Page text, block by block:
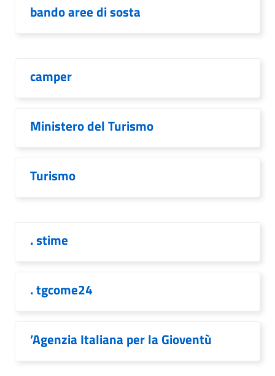
bando aree di sosta
camper
Ministero del Turismo
Turismo
. stime
. tgcome24
’Agenzia Italiana per la Gioventù